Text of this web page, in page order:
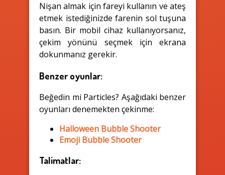
Nişan almak için fareyi kullanın ve ateş
etmek istediğinizde farenin sol tuşuna
basın. Bir mobil cihaz kullanıyorsanız,
çekim yönünü seçmek için ekrana
dokunmanız gerekir.
Benzer oyunlar:
Beğedin mi Particles? Aşağıdaki benzer
oyunları denemekten çekinme:
Halloween Bubble Shooter
Emoji Bubble Shooter
Talimatlar: